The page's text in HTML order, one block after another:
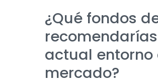
¿Qué fondos
actual entorno
mercado?